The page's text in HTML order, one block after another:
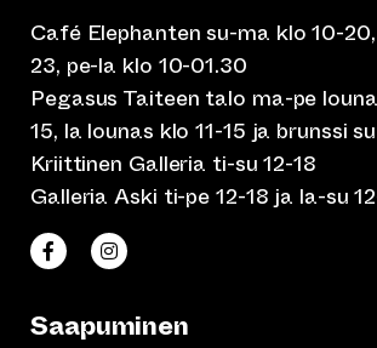
Café Elephanten su-ma klo 10-
23, pe-la klo 10-01.30
Pegasus Taiteen talo ma-pe
15, la lounas klo 11-15 ja brunssi
Kriittinen Galleria ti-su 12-18
Galleria Aski ti-pe 12-18 ja la-su
Taiteen talo Facebookissa
(siirtyy toiseen verkkopalveluun)
Taiteen talo Instagramissa
(siirtyy toiseen verkkopalveluun)
Saapuminen